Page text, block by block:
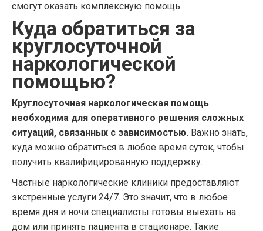
смогут оказать комплексную помощь.
Куда обратиться за
круглосуточной
наркологической
помощью?
Круглосуточная наркологическая помощь
необходима для оперативного решения сложных
ситуаций, связанных с зависимостью. Важно знать,
куда можно обратиться в любое время суток, чтобы
получить квалифицированную поддержку.
Частные наркологические клиники предоставляют
экстренные услуги 24/7. Это значит, что в любое
время дня и ночи специалисты готовы выехать на
дом или принять пациента в стационаре. Такие